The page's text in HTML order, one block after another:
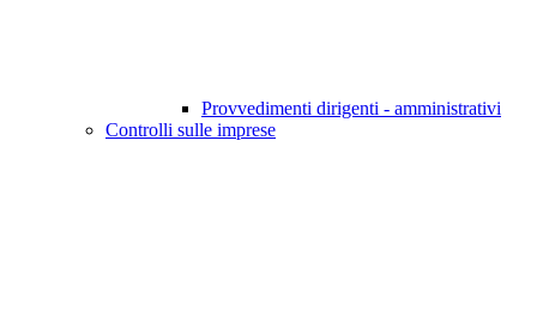
Provvedimenti dirigenti - amministrativi
Controlli sulle imprese